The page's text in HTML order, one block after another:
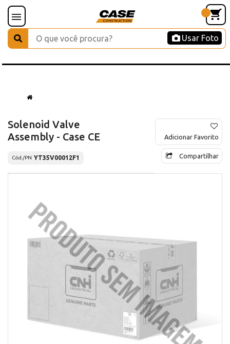
Usar Foto
Solenoid Valve
Assembly - Case CE
Cód./PN YT35V00012F1
Adicionar Favorito
Compartilhar